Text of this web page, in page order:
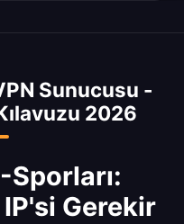
Legends, PUBG
gecikme sağlar.
ping sunar.
Sunucusu -
2026
Sporları:
Gerekir